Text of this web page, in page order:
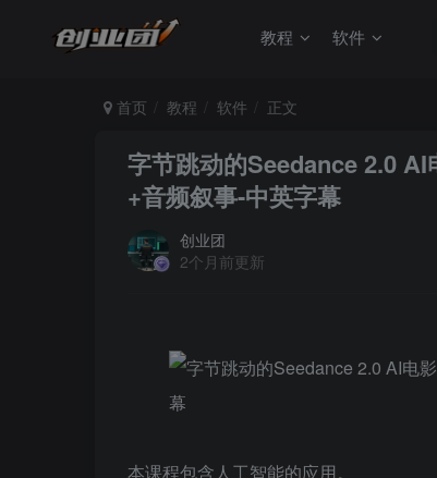
教程 软件
首页 教程 软件 正文
字节跳动的Seedance 2.0
+音频叙事-中英字幕
创业团
2个月前更新
本课程包含人工智能的应用。